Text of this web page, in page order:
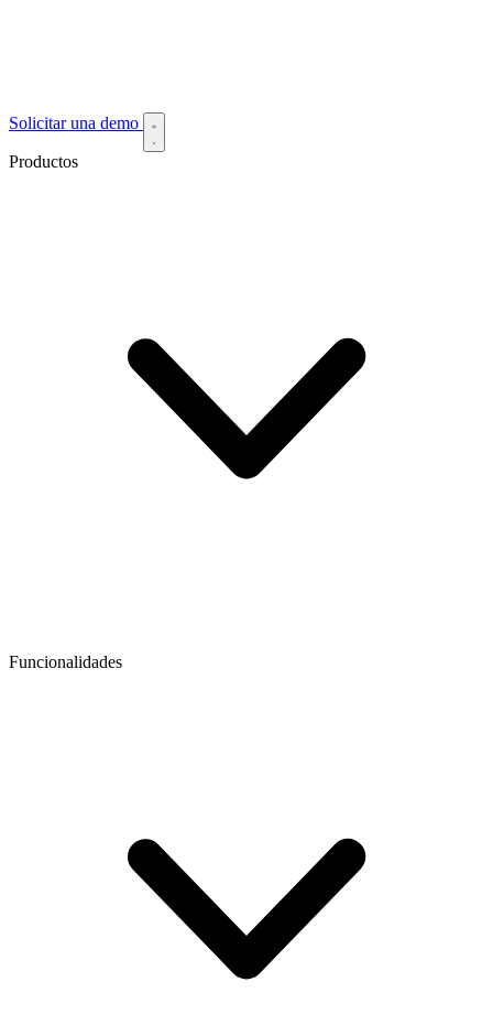
Solicitar una demo
Productos
Funcionalidades